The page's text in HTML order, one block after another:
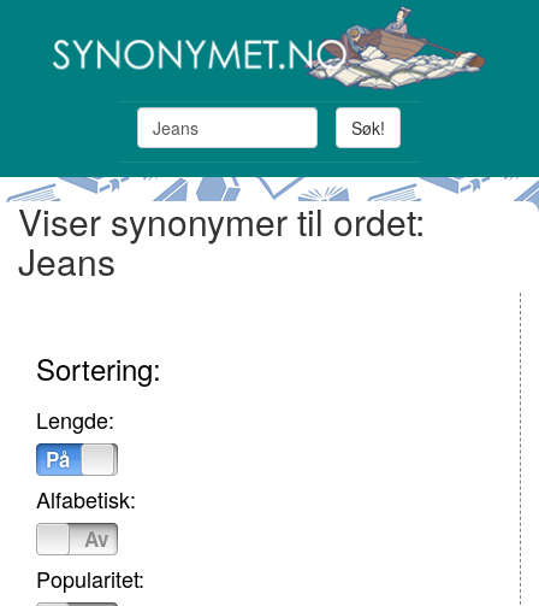
Søk!
Viser synonymer til ordet:
Jeans
Sortering:
Lengde:
På
Alfabetisk:
Av
Popularitet: